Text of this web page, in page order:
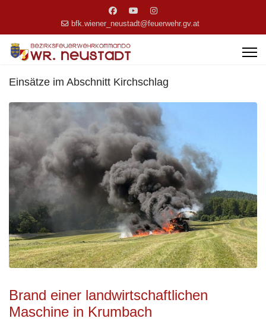
bfk.wiener_neustadt@feuerwehr.gv.at
Einsätze im Abschnitt Kirchschlag
Brand einer landwirtschaftlichen
Maschine in Krumbach